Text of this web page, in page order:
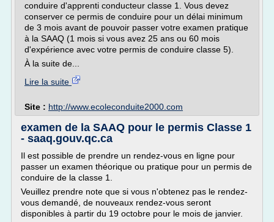
conduire d'apprenti conducteur classe 1. Vous devez
conserver ce permis de conduire pour un délai minimum
de 3 mois avant de pouvoir passer votre examen pratique
à la SAAQ (1 mois si vous avez 25 ans ou 60 mois
d'expérience avec votre permis de conduire classe 5).
À la suite de...
Lire la suite
Site : http://www.ecoleconduite2000.com
examen de la SAAQ pour le permis Classe 1
- saaq.gouv.qc.ca
Il est possible de prendre un rendez-vous en ligne pour
passer un examen théorique ou pratique pour un permis de
conduire de la classe 1.
Veuillez prendre note que si vous n'obtenez pas le rendez-
vous demandé, de nouveaux rendez-vous seront
disponibles à partir du 19 octobre pour le mois de janvier.